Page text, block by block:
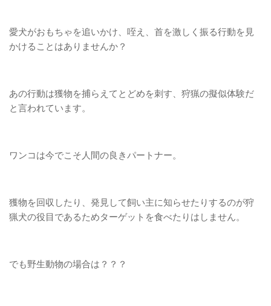
愛犬がおもちゃを追いかけ、咥え、首を激しく振る行動を見
かけることはありませんか？
あの行動は獲物を捕らえてとどめを刺す、狩猟の擬似体験だ
と言われています。
ワンコは今でこそ人間の良きパートナー。
獲物を回収したり、発見して飼い主に知らせたりするのが狩
猟犬の役目であるためターゲットを食べたりはしません。
でも野生動物の場合は？？？